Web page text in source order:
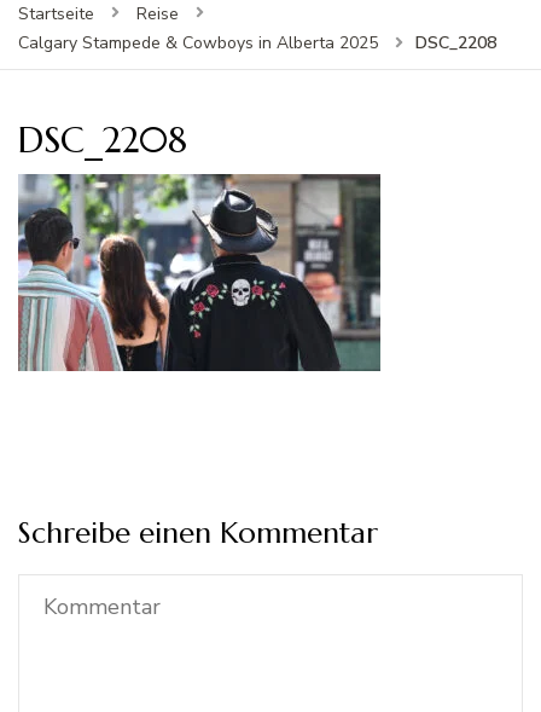
Startseite
Reise
Calgary Stampede & Cowboys in Alberta 2025
DSC_2208
DSC_2208
Schreibe einen Kommentar